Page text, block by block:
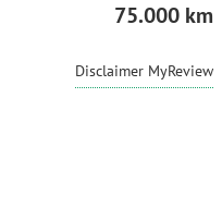
75.000 km
Disclaimer MyReview